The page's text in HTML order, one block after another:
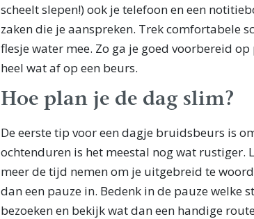
scheelt slepen!) ook je telefoon en een
zaken die je aanspreken. Trek comfortabele
flesje water mee. Zo ga je goed voorbereid
heel wat af op een beurs.
Hoe plan je de dag slim?
De eerste tip voor een dagje bruidsbeurs is
ochtenduren is het meestal nog wat rustiger.
meer de tijd nemen om je uitgebreid te
dan een pauze in. Bedenk in de pauze welke
bezoeken en bekijk wat dan een handige